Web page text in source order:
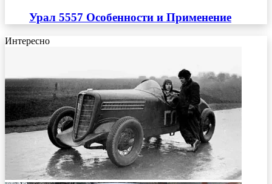
Урал 5557 Особенности и Применение
Интересно